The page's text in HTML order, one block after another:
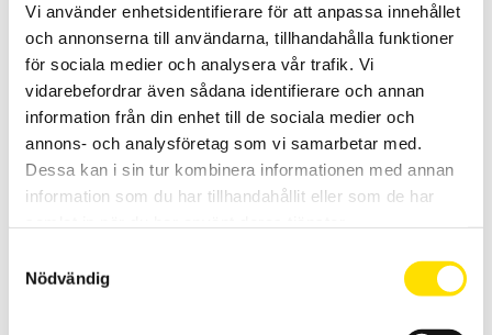
Vi använder enhetsidentifierare för att anpassa innehållet
och annonserna till användarna, tillhandahålla funktioner
för sociala medier och analysera vår trafik. Vi
vidarebefordrar även sådana identifierare och annan
information från din enhet till de sociala medier och
annons- och analysföretag som vi samarbetar med.
Dessa kan i sin tur kombinera informationen med annan
information som du har tillhandahållit eller som de har
Nödvändig
ME Accelerometer AS28, +/- 10mV/V
Accelerometer i flera olika kapaciteter [+/- 5g ... +/- 10g .... +/- 20g
... +/- 50g ... +/- 100g ] med analog utsignal +/- 10mV/V
3,000.00KR LÄS MER